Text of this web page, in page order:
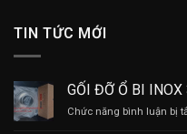
TIN TỨC MỚI
GỐI ĐỠ Ổ BI INOX
Chức năng bình luận bị